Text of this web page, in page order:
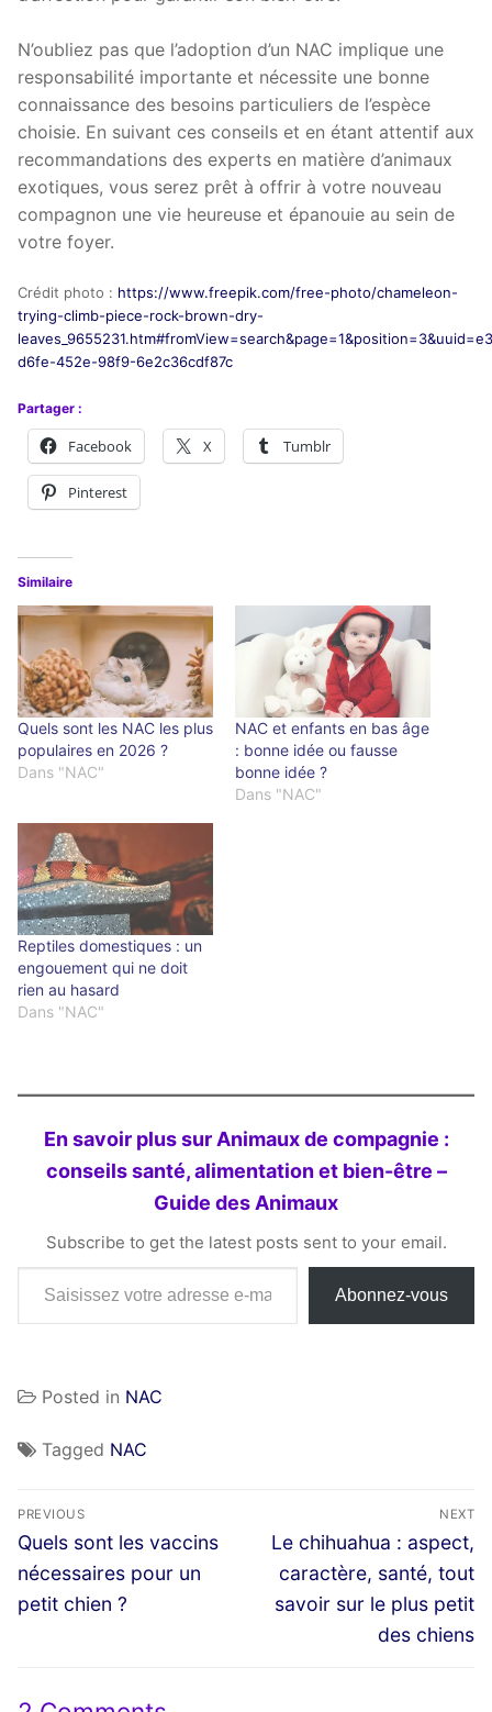
N’oubliez pas que l’adoption d’un NAC implique une
responsabilité importante et nécessite une bonne
connaissance des besoins particuliers de l’espèce
choisie. En suivant ces conseils et en étant attentif aux
recommandations des experts en matière d’animaux
exotiques, vous serez prêt à offrir à votre nouveau
compagnon une vie heureuse et épanouie au sein de
votre foyer.
Crédit photo : https://www.freepik.com/free-photo/chameleon-
trying-climb-piece-rock-brown-dry-
d6fe-452e-98f9-6e2c36cdf87c
Partager :
Facebook X Tumblr
Pinterest
Similaire
Quels sont les NAC les plus
populaires en 2026 ?
Dans "NAC"
NAC et enfants en bas âge
: bonne idée ou fausse
bonne idée ?
Dans "NAC"
Reptiles domestiques : un
engouement qui ne doit
rien au hasard
Dans "NAC"
En savoir plus sur Animaux de compagnie :
conseils santé, alimentation et bien-être –
Guide des Animaux
Subscribe to get the latest posts sent to your email.
Saisissez votre adresse e-mail…
Abonnez-vous
Posted in NAC
Tagged NAC
Navigation
de
l’article
PREVIOUS
Previous
post:
Quels sont les vaccins
nécessaires pour un
petit chien ?
NEXT
Next
post:
Le chihuahua : aspect,
caractère, santé, tout
savoir sur le plus petit
des chiens